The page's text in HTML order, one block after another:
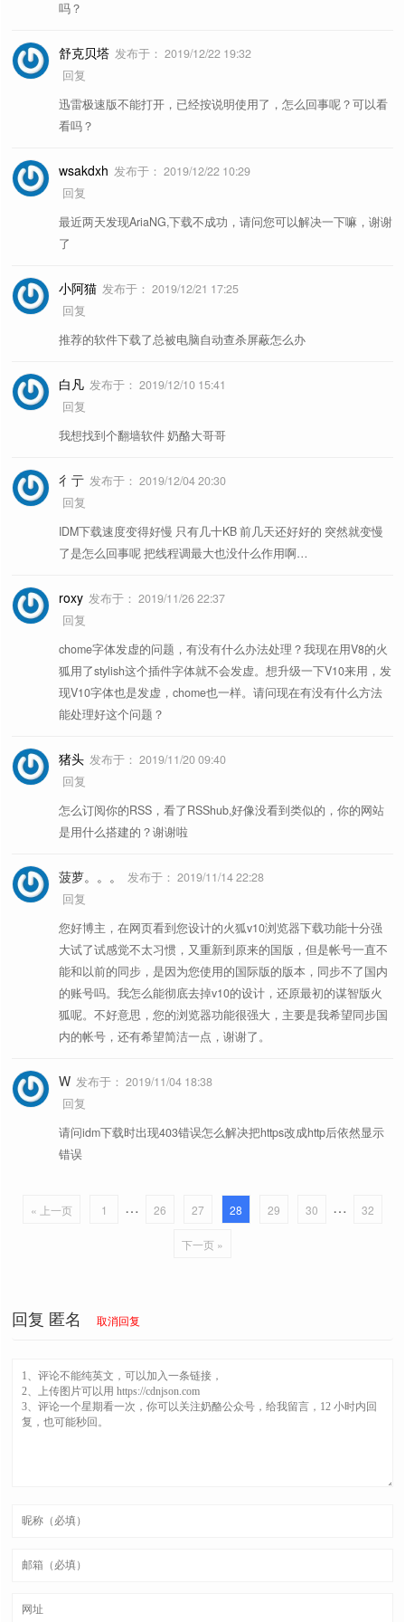
吗？
舒克贝塔 发布于： 2019/12/22 19:32
回复
迅雷极速版不能打开，已经按说明使用了，怎么回事呢？可以看
看吗？
wsakdxh 发布于： 2019/12/22 10:29
回复
最近两天发现AriaNG,下载不成功，请问您可以解决一下嘛，谢谢
了
小阿猫 发布于： 2019/12/21 17:25
回复
推荐的软件下载了总被电脑自动查杀屏蔽怎么办
白凡 发布于： 2019/12/10 15:41
回复
我想找到个翻墙软件 奶酪大哥哥
彳亍 发布于： 2019/12/04 20:30
回复
IDM下载速度变得好慢 只有几十KB 前几天还好好的 突然就变慢
了是怎么回事呢 把线程调最大也没什么作用啊…
roxy 发布于： 2019/11/26 22:37
回复
chome字体发虚的问题，有没有什么办法处理？我现在用V8的火
狐用了stylish这个插件字体就不会发虚。想升级一下V10来用，发
现V10字体也是发虚，chome也一样。请问现在有没有什么方法
能处理好这个问题？
猪头 发布于： 2019/11/20 09:40
回复
怎么订阅你的RSS，看了RSShub,好像没看到类似的，你的网站
是用什么搭建的？谢谢啦
菠萝。。。 发布于： 2019/11/14 22:28
回复
您好博主，在网页看到您设计的火狐v10浏览器下载功能十分强
大试了试感觉不太习惯，又重新到原来的国版，但是帐号一直不
能和以前的同步，是因为您使用的国际版的版本，同步不了国内
的账号吗。我怎么能彻底去掉v10的设计，还原最初的谋智版火
狐呢。不好意思，您的浏览器功能很强大，主要是我希望同步国
内的帐号，还有希望简洁一点，谢谢了。
W 发布于： 2019/11/04 18:38
回复
请问idm下载时出现403错误怎么解决把https改成http后依然显示
错误
« 上一页 1 … 26 27 28 29 30 … 32
下一页 »
回复 匿名 取消回复